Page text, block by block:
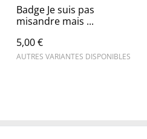
Badge Je suis pas
misandre mais ...
5,00 €
AUTRES VARIANTES DISPONIBLES